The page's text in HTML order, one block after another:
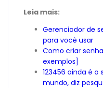
Leia mais:
Gerenciador de
para você usar
Como criar
exemplos]
123456 ainda é a
mundo, diz